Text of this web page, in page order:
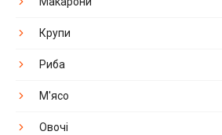
Крупи
Риба
М'ясо
Овочі